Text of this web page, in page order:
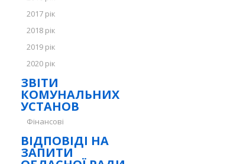
2017 рік
2018 рік
2019 рік
2020 рік
ЗВІТИ
КОМУНАЛЬНИХ
УСТАНОВ
Фінансові
ВІДПОВІДІ НА
ЗАПИТИ